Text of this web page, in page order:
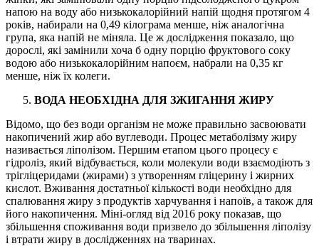
напою на воду або низькокалорійний напій щодня протягом 4
років, набирали на 0,49 кілограма менше, ніж аналогічна
група, яка напій не міняла. Це ж дослідження показало, що
дорослі, які замінили хоча б одну порцію фруктового соку
водою або низькокалорійним напоєм, набрали на 0,35 кг
менше, ніж їх колеги.
ВОДА НЕОБХІДНА ДЛЯ ЗЖИГАННЯ ЖИРУ
Відомо, що без води організм не може правильно засвоювати
накопичений жир або вуглеводи. Процес метаболізму жиру
називається ліполізом. Першим етапом цього процесу є
гідроліз, який відбувається, коли молекули води взаємодіють з
трігліцеридами (жирами) з утворенням гліцерину і жирних
кислот. Вживання достатньої кількості води необхідно для
спалювання жиру з продуктів харчування і напоїв, а також для
його накопичення. Міні-огляд від 2016 року показав, що
збільшення споживання води призвело до збільшення ліполізу
і втрати жиру в дослідженнях на тваринах.